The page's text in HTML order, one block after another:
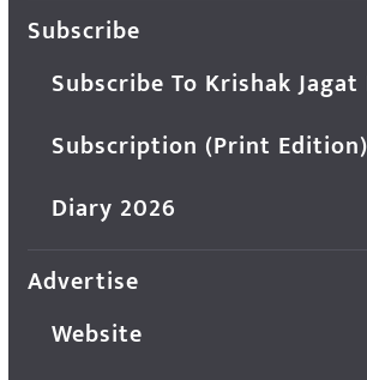
Subscribe
Subscribe To Krishak
Subscription (Print Edition)
Diary 2026
Advertise
Website